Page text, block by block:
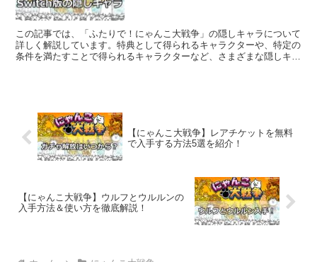
この記事では、「ふたりで！にゃんこ大戦争」の隠しキャラについて
詳しく解説しています。特典として得られるキャラクターや、特定の
条件を満たすことで得られるキャラクターなど、さまざまな隠しキャ
【にゃんこ大戦争】レアチケットを無料
で入手する方法5選を紹介！
【にゃんこ大戦争】ウルフとウルルンの
入手方法＆使い方を徹底解説！